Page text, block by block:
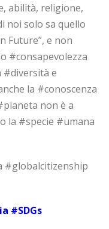
abilità, religione,
noi solo sa quello
Future”, e non
#consapevolezza
e
la #conoscenza
non è a
la #specie #umana
#globalcitizenship
#SDGs